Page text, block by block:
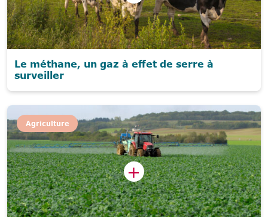
Le méthane, un gaz à effet de serre à
surveiller
Agriculture